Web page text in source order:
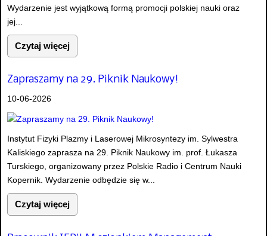
Wydarzenie jest wyjątkową formą promocji polskiej nauki oraz
jej...
Czytaj więcej
Zapraszamy na 29. Piknik Naukowy!
10-06-2026
Instytut Fizyki Plazmy i Laserowej Mikrosyntezy im. Sylwestra
Kaliskiego zaprasza na 29. Piknik Naukowy im. prof. Łukasza
Turskiego, organizowany przez Polskie Radio i Centrum Nauki
Kopernik. Wydarzenie odbędzie się w...
Czytaj więcej